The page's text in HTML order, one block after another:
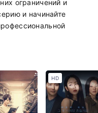
ограничений и
и начинайте
HD